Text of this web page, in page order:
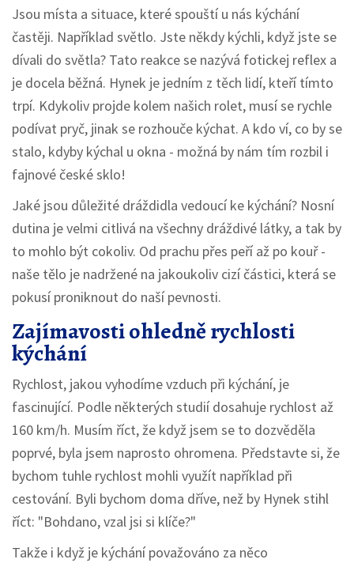
Jsou místa a situace, které spouští u nás kýchání
častěji. Například světlo. Jste někdy kýchli, když jste se
dívali do světla? Tato reakce se nazývá fotickej reflex a
je docela běžná. Hynek je jedním z těch lidí, kteří tímto
trpí. Kdykoliv projde kolem našich rolet, musí se rychle
podívat pryč, jinak se rozhouče kýchat. A kdo ví, co by se
stalo, kdyby kýchal u okna - možná by nám tím rozbil i
fajnové české sklo!
Jaké jsou důležité dráždidla vedoucí ke kýchání? Nosní
dutina je velmi citlivá na všechny dráždivé látky, a tak by
to mohlo být cokoliv. Od prachu přes peří až po kouř -
naše tělo je nadržené na jakoukoliv cizí částici, která se
pokusí proniknout do naší pevnosti.
Zajímavosti ohledně rychlosti
kýchání
Rychlost, jakou vyhodíme vzduch při kýchání, je
fascinující. Podle některých studií dosahuje rychlost až
160 km/h. Musím říct, že když jsem se to dozvěděla
poprvé, byla jsem naprosto ohromena. Představte si, že
bychom tuhle rychlost mohli využít například při
cestování. Byli bychom doma dříve, než by Hynek stihl
říct: "Bohdano, vzal jsi si klíče?"
Takže i když je kýchání považováno za něco